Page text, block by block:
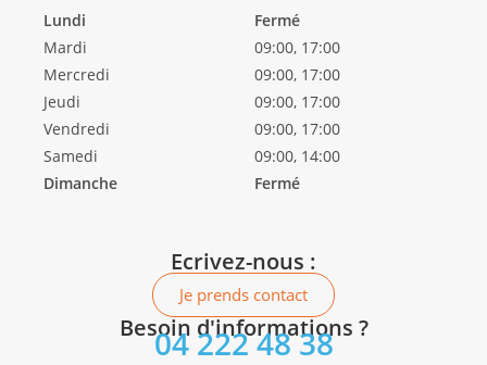
Lundi
Mardi
Mercredi
Jeudi
Vendredi
Samedi
Dimanche
Fermé
09:00, 17:00
09:00, 17:00
09:00, 17:00
09:00, 17:00
09:00, 14:00
Fermé
Ecrivez-nous :
Je prends contact
Besoin d'informations ?
04 222 48 38